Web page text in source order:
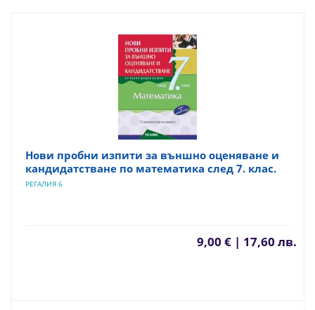
Нови пробни изпити за външно оценяване и
кандидатстване по математика след 7. клас.
РЕГАЛИЯ 6
9,00 € | 17,60 лв.